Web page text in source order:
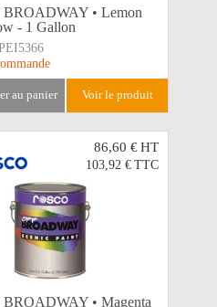
BROADWAY • Lemon
- 1 Gallon
au panier voir le produit
86,60 €HT
103,92 € TTC
BROADWAY • Magenta